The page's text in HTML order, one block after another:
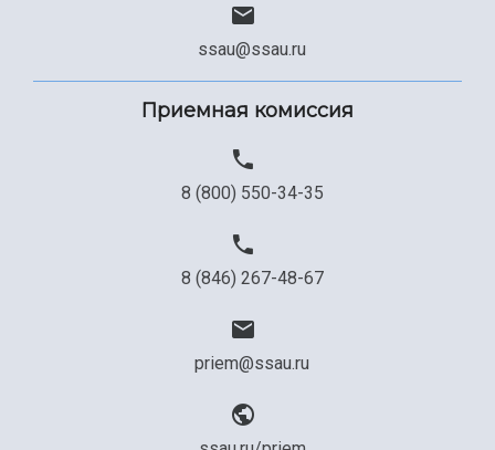
ssau@ssau.ru
Приемная комиссия
8 (800) 550-34-35
8 (846) 267-48-67
priem@ssau.ru